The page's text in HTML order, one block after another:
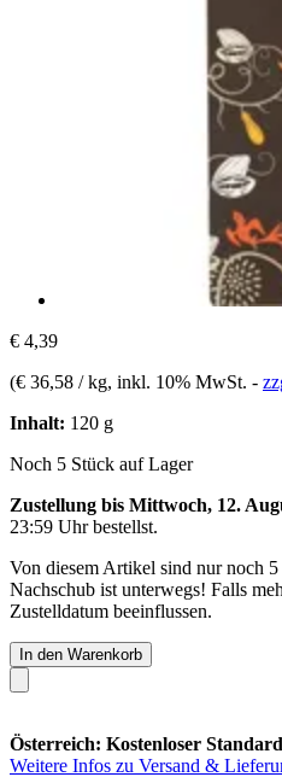
€ 4,39
(€ 36,58 / kg, inkl. 10% MwSt. -
Inhalt: 120 g
Noch 5 Stück auf Lager
Zustellung bis Mittwoch, 12.
23:59 Uhrbestellst.
Von diesem Artikel sind nur noch
Nachschub ist unterwegs! Falls
Zustelldatum beeinflussen.
In den Warenkorb
Österreich: Kostenloser
Weitere Infos zu Versand &